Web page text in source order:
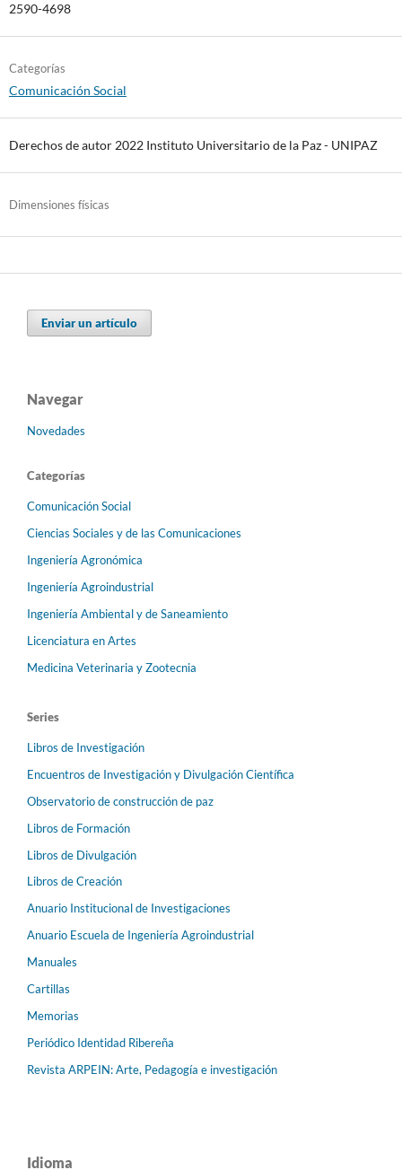
2590-4698
Categorías
Comunicación Social
Derechos de autor 2022 Instituto Universitario de la Paz - UNIPAZ
Dimensiones físicas
Enviar un artículo
Navegar
Novedades
Categorías
Comunicación Social
Ciencias Sociales y de las Comunicaciones
Ingeniería Agronómica
Ingeniería Agroindustrial
Ingeniería Ambiental y de Saneamiento
Licenciatura en Artes
Medicina Veterinaria y Zootecnia
Series
Libros de Investigación
Encuentros de Investigación y Divulgación Científica
Observatorio de construcción de paz
Libros de Formación
Libros de Divulgación
Libros de Creación
Anuario Institucional de Investigaciones
Anuario Escuela de Ingeniería Agroindustrial
Manuales
Cartillas
Memorias
Periódico Identidad Ribereña
Revista ARPEIN: Arte, Pedagogía e investigación
Idioma